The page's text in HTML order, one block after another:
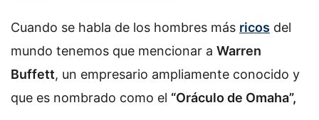
Cuando se habla de los hombres más ricos del
mundo tenemos que mencionar a Warren
Buffett, un empresario ampliamente conocido y
que es nombrado como el “Oráculo de Omaha”,